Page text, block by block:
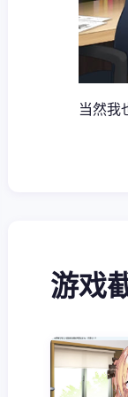
当然我
游戏